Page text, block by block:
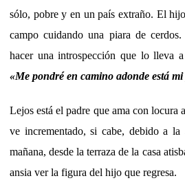
sólo, pobre y en un país extraño. El
campo cuidando una piara de
hacer una introspección que lo lleva
«Me pondré en camino adonde está
Lejos está el padre que ama con locura
ve incrementado, si cabe, debido a la
mañana, desde la terraza de la casa
ansia ver la figura del hijo que regresa.